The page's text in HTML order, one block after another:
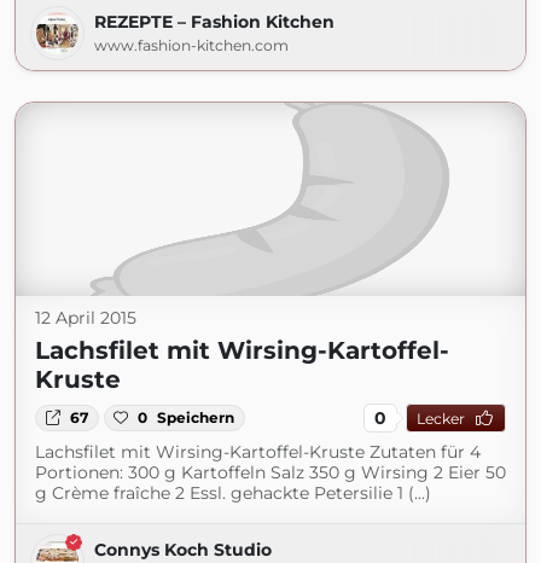
REZEPTE – Fashion Kitchen
www.fashion-kitchen.com
12 April 2015
Lachsfilet mit Wirsing-Kartoffel-
Kruste
67 0 Speichern 0 Lecker
Lachsfilet mit Wirsing-Kartoffel-Kruste Zutaten für 4
Portionen: 300 g Kartoffeln Salz 350 g Wirsing 2 Eier 50
g Crème fraîche 2 Essl. gehackte Petersilie 1 (...)
Connys Koch Studio